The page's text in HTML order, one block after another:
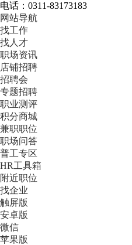
电话：0311-83173183
网站导航
找工作
找人才
职场资讯
店铺招聘
招聘会
专题招聘
职业测评
积分商城
兼职职位
职场问答
普工专区
HR工具箱
附近职位
找企业
触屏版
安卓版
微信
苹果版